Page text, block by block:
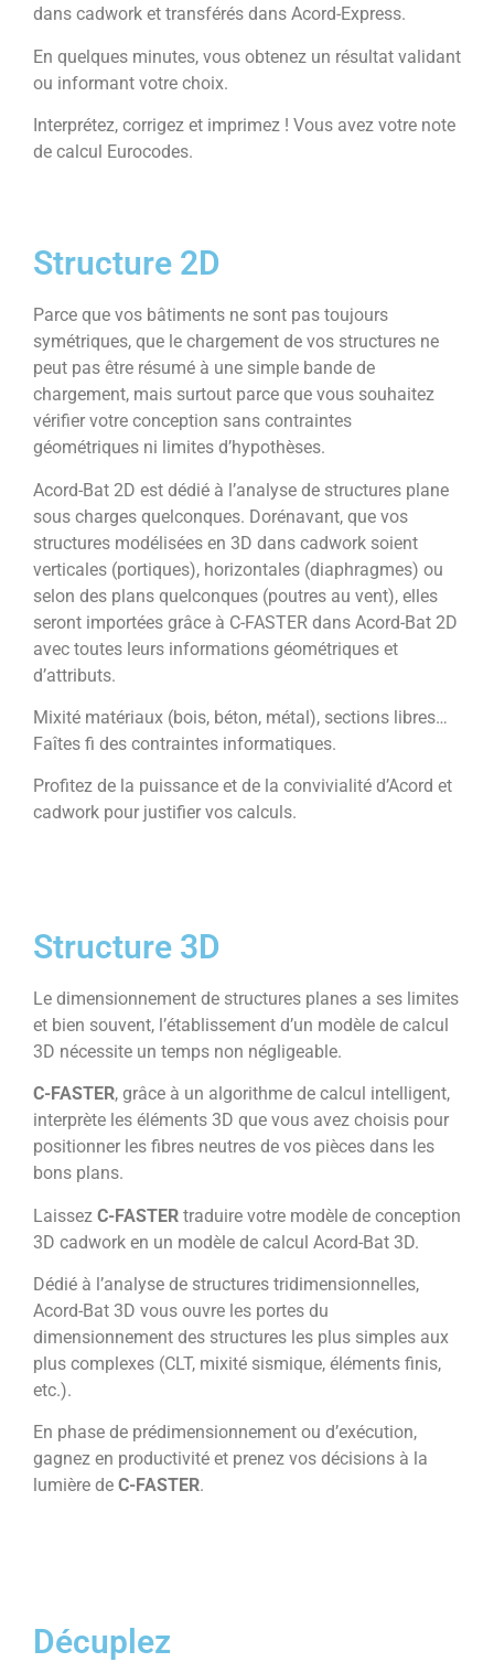
dans cadwork et transférés dans Acord-Express.
En quelques minutes, vous obtenez un résultat validant
ou informant votre choix.
Interprétez, corrigez et imprimez ! Vous avez votre note
de calcul Eurocodes.
Structure 2D
Parce que vos bâtiments ne sont pas toujours
symétriques, que le chargement de vos structures ne
peut pas être résumé à une simple bande de
chargement, mais surtout parce que vous souhaitez
vérifier votre conception sans contraintes
géométriques ni limites d’hypothèses.
Acord-Bat 2D est dédié à l’analyse de structures plane
sous charges quelconques. Dorénavant, que vos
structures modélisées en 3D dans cadwork soient
verticales (portiques), horizontales (diaphragmes) ou
selon des plans quelconques (poutres au vent), elles
seront importées grâce à C-FASTER dans Acord-Bat 2D
avec toutes leurs informations géométriques et
d’attributs.
Mixité matériaux (bois, béton, métal), sections libres…
Faîtes fi des contraintes informatiques.
Profitez de la puissance et de la convivialité d’Acord et
cadwork pour justifier vos calculs.
Structure 3D
Le dimensionnement de structures planes a ses limites
et bien souvent, l’établissement d’un modèle de calcul
3D nécessite un temps non négligeable.
C-FASTER, grâce à un algorithme de calcul intelligent,
interprète les éléments 3D que vous avez choisis pour
positionner les fibres neutres de vos pièces dans les
bons plans.
Laissez C-FASTER traduire votre modèle de conception
3D cadwork en un modèle de calcul Acord-Bat 3D.
Dédié à l’analyse de structures tridimensionnelles,
Acord-Bat 3D vous ouvre les portes du
dimensionnement des structures les plus simples aux
plus complexes (CLT, mixité sismique, éléments finis,
etc.).
En phase de prédimensionnement ou d’exécution,
gagnez en productivité et prenez vos décisions à la
lumière de C-FASTER.
Décuplez